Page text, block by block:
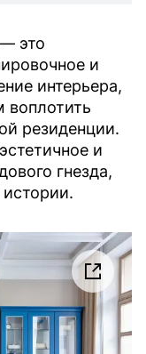
это
и
интерьера,
воплотить
резиденции.
и
гнезда,